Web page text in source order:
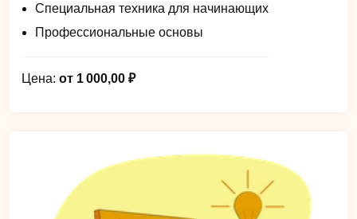
Специальная техника для начинающих
Профессиональные основы
Цена: от 1 000,00 ₽